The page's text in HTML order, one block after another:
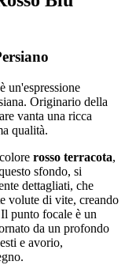
un'espressione
Originario della
vanta una ricca
qualità.
rosso terracota,
sfondo, si
dettagliati, che
volute di vite, creando
punto focale è un
da un profondo
e avorio,